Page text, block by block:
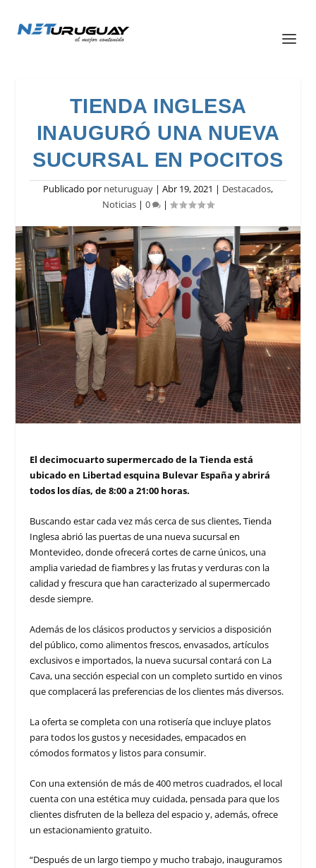
TIENDA INGLESA
INAUGURÓ UNA NUEVA
SUCURSAL EN POCITOS
Publicado por neturuguay | Abr 19, 2021 | Destacados,
Noticias | 0 |
El decimocuarto supermercado de la Tienda está
ubicado en Libertad esquina Bulevar España y abrirá
todos los días, de 8:00 a 21:00 horas.
Buscando estar cada vez más cerca de sus clientes, Tienda
Inglesa abrió las puertas de una nueva sucursal en
Montevideo, donde ofrecerá cortes de carne únicos, una
amplia variedad de fiambres y las frutas y verduras con la
calidad y frescura que han caracterizado al supermercado
desde siempre.
Además de los clásicos productos y servicios a disposición
del público, como alimentos frescos, envasados, artículos
exclusivos e importados, la nueva sucursal contará con La
Cava, una sección especial con un completo surtido en vinos
que complacerá las preferencias de los clientes más diversos.
La oferta se completa con una rotisería que incluye platos
para todos los gustos y necesidades, empacados en
cómodos formatos y listos para consumir.
Con una extensión de más de 400 metros cuadrados, el local
cuenta con una estética muy cuidada, pensada para que los
clientes disfruten de la belleza del espacio y, además, ofrece
un estacionamiento gratuito.
“Después de un largo tiempo y mucho trabajo, inauguramos